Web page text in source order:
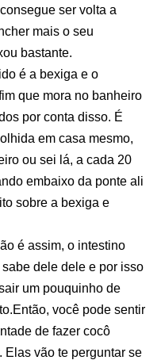
ser volta a
mais o seu
bastante.
é a bexiga e o
que mora no banheiro
por conta disso. É
em casa mesmo,
ou sei lá, a cada 20
embaixo da ponte ali
sobre a bexiga e
é assim, o intestino
dele dele e por isso
um pouquinho de
você pode sentir
de fazer cocô
Elas vão te perguntar se